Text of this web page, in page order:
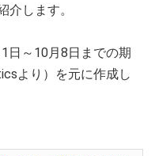
介します。
日～10月8日までの期
より）を元に作成し